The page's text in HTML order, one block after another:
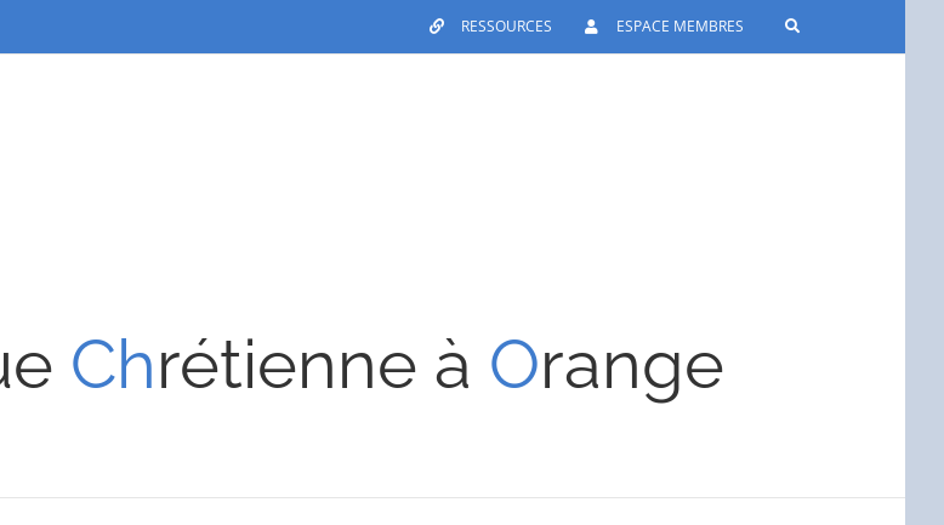
RESSOURCES ESPACE MEMBRES
Chrétienne à Orange